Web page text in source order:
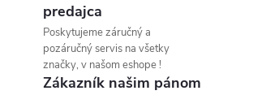
predajca
Poskytujeme záručný a
pozáručný servis na všetky
značky, v našom eshope !
Zákazník našim pánom